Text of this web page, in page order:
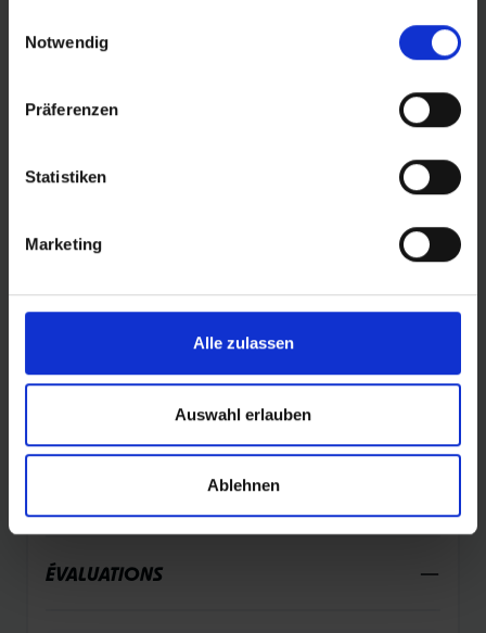
Notwendig
Präferenzen
Statistiken
Marketing
Alle zulassen
Auswahl erlauben
Ablehnen
INFORMATIONS SUR LES PRODUITS
La fusée Cross-Country !
Combine vitesse et contrôle en
quelle que soit la piste.
équilibrée pour une faible résistance au roulement
propriétés autonettoyantes incroyables
épaulements stables.
Plus d'informations :
DÉTAILS / CARACTÉRISTIQUES DU PRODUIT
ÉVALUATIONS